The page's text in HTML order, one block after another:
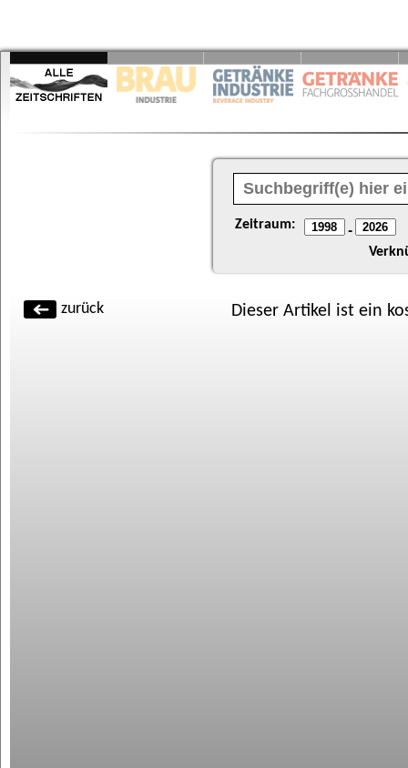
Zeitraum: -
zurück Dieser Artikel ist ein